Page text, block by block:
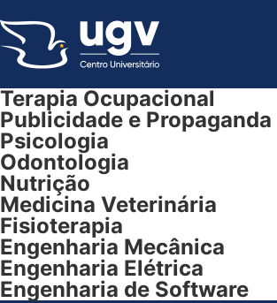
para
o
conteúdo
Terapia Ocupacional
Publicidade e Propaganda
Psicologia
Odontologia
Nutrição
Medicina Veterinária
Fisioterapia
Engenharia Mecânica
Engenharia Elétrica
Engenharia de Software